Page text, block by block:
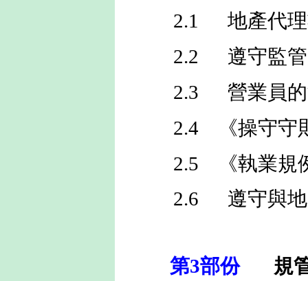
2.1地產代
2.2 遵守監
2.3 營業員
2.4
《操守守
2.5
《執業規
2.6
遵守與
第3部份
規